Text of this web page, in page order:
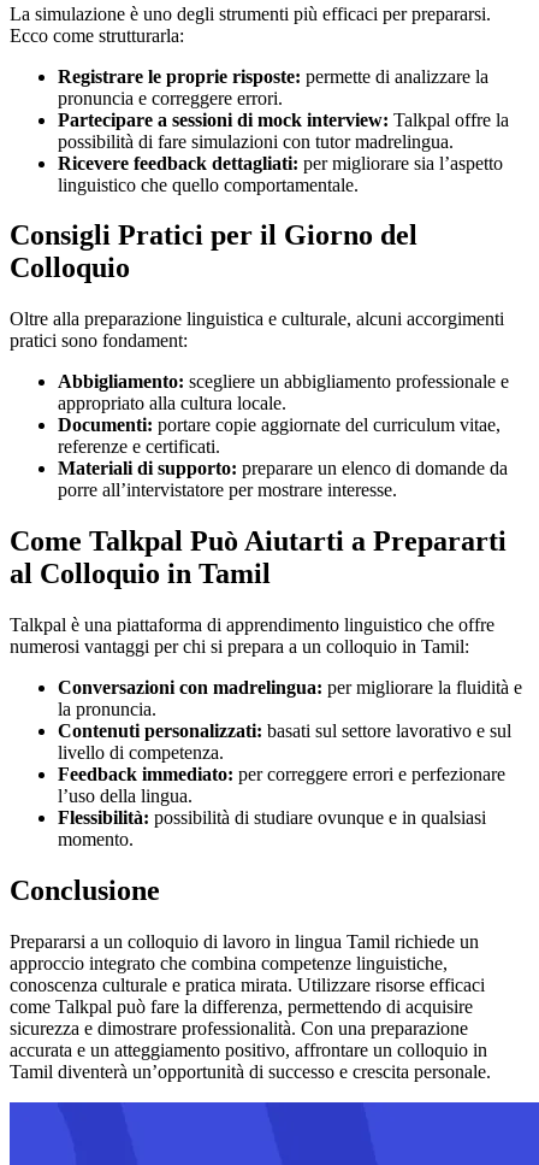
La simulazione è uno degli strumenti più efficaci per prepararsi.
Ecco come strutturarla:
Registrare le proprie risposte: permette di analizzare la
pronuncia e correggere errori.
Partecipare a sessioni di mock interview: Talkpal offre la
possibilità di fare simulazioni con tutor madrelingua.
Ricevere feedback dettagliati: per migliorare sia l’aspetto
linguistico che quello comportamentale.
Consigli Pratici per il Giorno del
Colloquio
Oltre alla preparazione linguistica e culturale, alcuni accorgimenti
pratici sono fondament:
Abbigliamento: scegliere un abbigliamento professionale e
appropriato alla cultura locale.
Documenti: portare copie aggiornate del curriculum vitae,
referenze e certificati.
Materiali di supporto: preparare un elenco di domande da
porre all’intervistatore per mostrare interesse.
Come Talkpal Può Aiutarti a Prepararti
al Colloquio in Tamil
Talkpal è una piattaforma di apprendimento linguistico che offre
numerosi vantaggi per chi si prepara a un colloquio in Tamil:
Conversazioni con madrelingua: per migliorare la fluidità e
la pronuncia.
Contenuti personalizzati: basati sul settore lavorativo e sul
livello di competenza.
Feedback immediato: per correggere errori e perfezionare
l’uso della lingua.
Flessibilità: possibilità di studiare ovunque e in qualsiasi
momento.
Conclusione
Prepararsi a un colloquio di lavoro in lingua Tamil richiede un
approccio integrato che combina competenze linguistiche,
conoscenza culturale e pratica mirata. Utilizzare risorse efficaci
come Talkpal può fare la differenza, permettendo di acquisire
sicurezza e dimostrare professionalità. Con una preparazione
accurata e un atteggiamento positivo, affrontare un colloquio in
Tamil diventerà un’opportunità di successo e crescita personale.